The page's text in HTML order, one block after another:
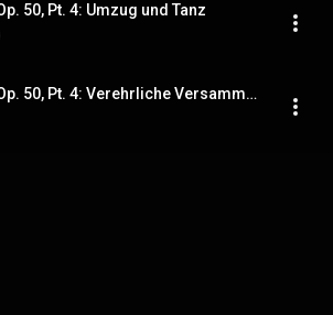
50, Pt. 4: Umzug und Tanz
Arlecchino, Op. 50, Pt. 4: Verehrliche Versammlung!" (Arlecchino) (feat. Kurt Gester)